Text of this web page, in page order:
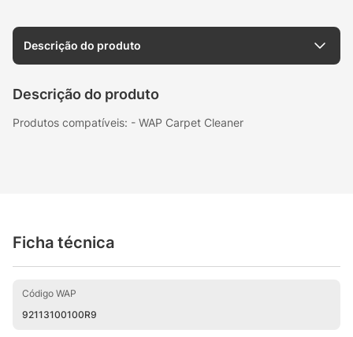
Descrição do produto
Descrição do produto
Produtos compatíveis: - WAP Carpet Cleaner
Ficha técnica
Código WAP
92113100100R9